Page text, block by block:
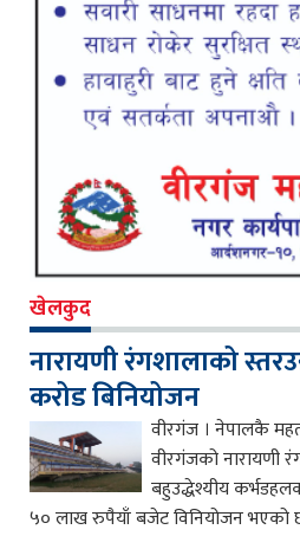
खेलकुद
नारायणी रंगशालाको
करोड बिनियोजन
वीरगंज । नेपालकै
वीरगंजको नारायणी
बहुउद्धेश्यीय
५० लाख रुपैयाँ बजेट विनियोजन भएको